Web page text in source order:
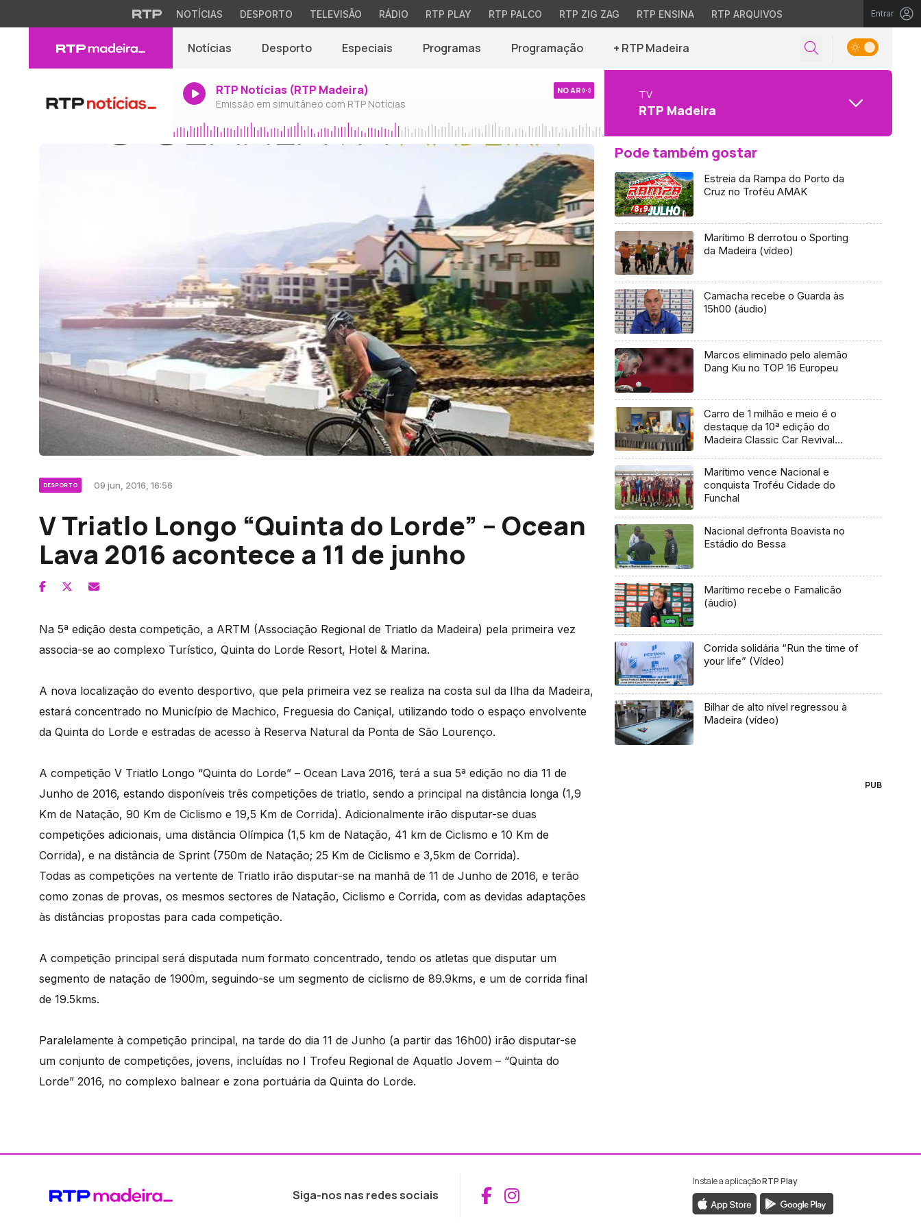
NOTÍCIAS DESPORTO TELEVISÃO RÁDIO RTP PLAY RTP PALCO RTP ZIG ZAG RTP ENSINA RTP ARQUIVOS Entrar
Notícias Desporto Especiais Programas Programação + RTP Madeira
RTP Notícias (RTP Madeira)
Emissão em simultâneo com RTP Notícias
NO AR TV
RTP Madeira
DESPORTO 09 jun, 2016, 16:56
V Triatlo Longo “Quinta do Lorde” – Ocean
Lava 2016 acontece a 11 de junho
Na 5ª edição desta competição, a ARTM (Associação Regional de Triatlo da Madeira) pela primeira vez
associa-se ao complexo Turístico, Quinta do Lorde Resort, Hotel & Marina.
A nova localização do evento desportivo, que pela primeira vez se realiza na costa sul da Ilha da Madeira,
estará concentrado no Município de Machico, Freguesia do Caniçal, utilizando todo o espaço envolvente
da Quinta do Lorde e estradas de acesso à Reserva Natural da Ponta de São Lourenço.
A competição V Triatlo Longo “Quinta do Lorde” – Ocean Lava 2016, terá a sua 5ª edição no dia 11 de
Junho de 2016, estando disponíveis três competições de triatlo, sendo a principal na distância longa (1,9
Km de Natação, 90 Km de Ciclismo e 19,5 Km de Corrida). Adicionalmente irão disputar-se duas
competições adicionais, uma distância Olímpica (1,5 km de Natação, 41 km de Ciclismo e 10 Km de
Corrida), e na distância de Sprint (750m de Natação; 25 Km de Ciclismo e 3,5km de Corrida).
Todas as competições na vertente de Triatlo irão disputar-se na manhã de 11 de Junho de 2016, e terão
como zonas de provas, os mesmos sectores de Natação, Ciclismo e Corrida, com as devidas adaptações
às distâncias propostas para cada competição.
A competição principal será disputada num formato concentrado, tendo os atletas que disputar um
segmento de natação de 1900m, seguindo-se um segmento de ciclismo de 89.9kms, e um de corrida final
de 19.5kms.
Paralelamente à competição principal, na tarde do dia 11 de Junho (a partir das 16h00) irão disputar-se
um conjunto de competições, jovens, incluídas no I Trofeu Regional de Aquatlo Jovem – “Quinta do
Lorde” 2016, no complexo balnear e zona portuária da Quinta do Lorde.
Pode também gostar
Estreia da Rampa do Porto da
Cruz no Troféu AMAK
Marítimo B derrotou o Sporting
da Madeira (vídeo)
Camacha recebe o Guarda às
15h00 (áudio)
Marcos eliminado pelo alemão
Dang Kiu no TOP 16 Europeu
Carro de 1 milhão e meio é o
destaque da 10ª edição do
Madeira Classic Car Revival
Marítimo vence Nacional e
conquista Troféu Cidade do
Funchal
Nacional defronta Boavista no
Estádio do Bessa
Marítimo recebe o Famalicão
(áudio)
Corrida solidária “Run the time of
your life” (Vídeo)
Bilhar de alto nível regressou à
Madeira (vídeo)
PUB
Siga-nos nas redes sociais Aceder ao Facebook da RTP Madeira
Aceder ao Instagram da RTP Madeira
Instale a aplicaçãoRTP Play